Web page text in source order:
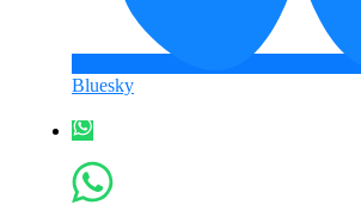
Bluesky